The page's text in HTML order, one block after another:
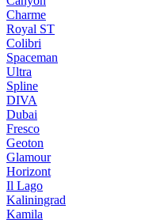
Charme
Royal ST
Colibri
Spaceman
Ultra
Spline
DIVA
Dubai
Fresco
Geoton
Glamour
Horizont
Il Lago
Kaliningrad
Kamila